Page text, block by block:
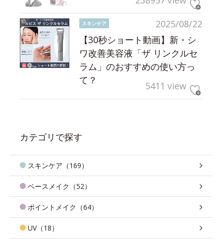
2025/08/22
スキンケア
【30秒ショート動画】新・シ
ワ改善美容液「ザ リンクルセ
ラム」のおすすめの使い方っ
て？
5411 view
カテゴリで探す
スキンケア（169）
ベースメイク（52）
ポイントメイク（64）
UV（18）